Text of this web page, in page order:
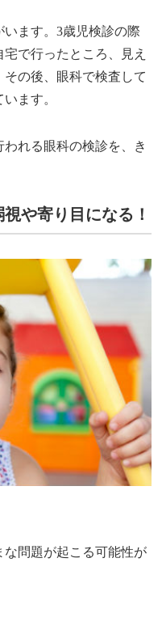
ます。3歳児検診の際
で行ったところ、見え
の後、眼科で検査して
ます。
れる眼科の検診を、き
や寄り目になる！
問題が起こる可能性が